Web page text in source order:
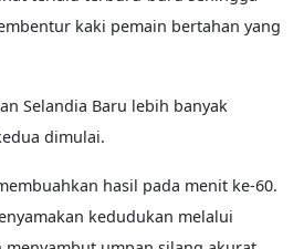
kaki pemain bertahan yang
Selandia Baru lebih banyak
dimulai.
hasil pada menit ke-60.
kedudukan melalui